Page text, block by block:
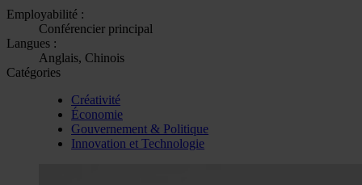
Employabilité :
Conférencier principal
Langues :
Anglais, Chinois
Catégories
Créativité
Économie
Gouvernement & Politique
Innovation et Technologie